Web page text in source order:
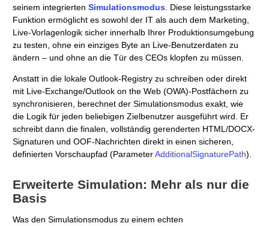
seinem integrierten Simulationsmodus. Diese leistungsstarke
Funktion ermöglicht es sowohl der IT als auch dem Marketing,
Live-Vorlagenlogik sicher innerhalb Ihrer Produktionsumgebung
zu testen, ohne ein einziges Byte an Live-Benutzerdaten zu
ändern – und ohne an die Tür des CEOs klopfen zu müssen.
Anstatt in die lokale Outlook-Registry zu schreiben oder direkt
mit Live-Exchange/Outlook on the Web (OWA)-Postfächern zu
synchronisieren, berechnet der Simulationsmodus exakt, wie
die Logik für jeden beliebigen Zielbenutzer ausgeführt wird. Er
schreibt dann die finalen, vollständig gerenderten HTML/DOCX-
Signaturen und OOF-Nachrichten direkt in einen sicheren,
definierten Vorschaupfad (ParameterAdditionalSignaturePath).
Erweiterte Simulation: Mehr als nur die
Basis
Was den Simulationsmodus zu einem echten